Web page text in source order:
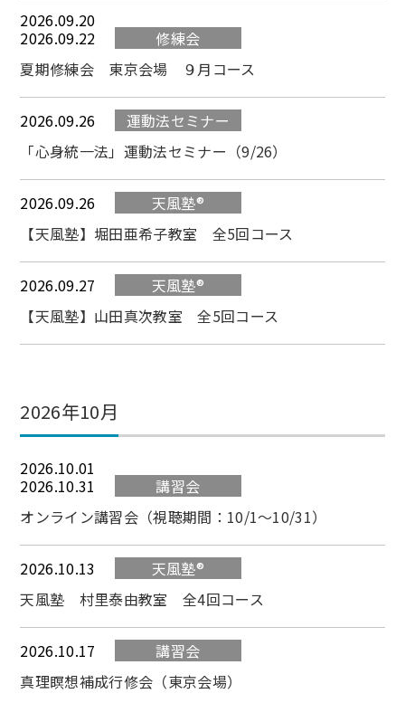
2026.09.20
2026.09.22
修練会
夏期修練会 東京会場 ９月コース
2026.09.26
運動法セミナー
「心身統一法」運動法セミナー（9/26）
2026.09.26
天風塾®
【天風塾】堀田亜希子教室 全5回コース
2026.09.27
天風塾®
【天風塾】山田真次教室 全5回コース
2026年10月
2026.10.01
2026.10.31
講習会
オンライン講習会（視聴期間：10/1～10/31）
2026.10.13
天風塾®
天風塾 村里泰由教室 全4回コース
2026.10.17
講習会
真理瞑想補成行修会（東京会場）